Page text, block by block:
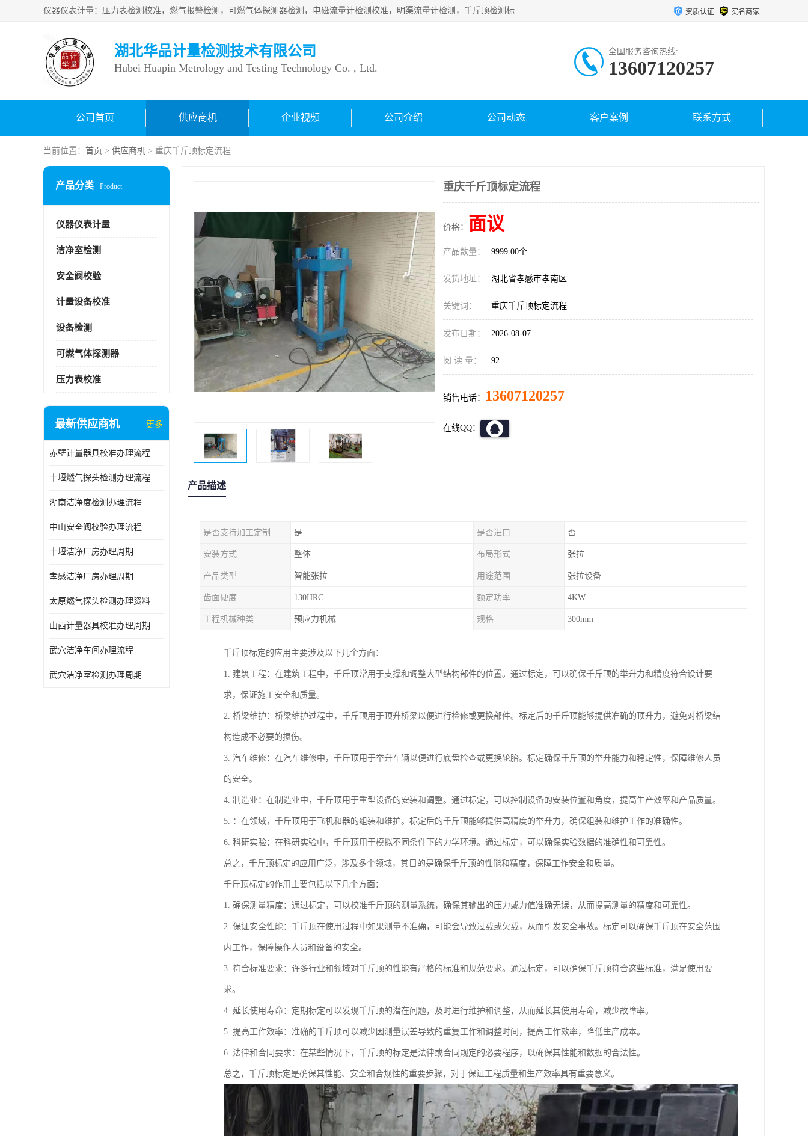
仪器仪表计量：压力表检测校准，燃气报警检测，可燃气体探测器检测，电磁流量计检测校准，明渠流量计检测，千斤顶检测标定，仪器校准，量具校准，仪表检测，仪器检测，计量设备校准；洁净室检测：洁净度检测，洁净厂房检测，无尘洁净室检测，悬浮粒子检测，*过滤器检测；安全阀校验：安全阀校验，安全阀检验，安全阀检测，安全阀年检，安全阀校正，安全阀校准； 资质认证 实名商家
湖北华品计量检测技术有限公司
Hubei Huapin Metrology and Testing Technology Co. , Ltd.
全国服务咨询热线:
13607120257
公司首页 供应商机 企业视频 公司介绍 公司动态 客户案例 联系方式
当前位置： 首页 > 供应商机 > 重庆千斤顶标定流程
产品分类 Product
仪器仪表计量
洁净室检测
安全阀校验
计量设备校准
设备检测
可燃气体探测器
压力表校准
最新供应商机 更多
赤壁计量器具校准办理流程
十堰燃气探头检测办理流程
湖南洁净度检测办理流程
中山安全阀校验办理流程
十堰洁净厂房办理周期
孝感洁净厂房办理周期
太原燃气探头检测办理资料
山西计量器具校准办理周期
武穴洁净车间办理流程
武穴洁净室检测办理周期
重庆千斤顶标定流程
价格： 面议
产品数量： 9999.00个
发货地址： 湖北省孝感市孝南区
关键词： 重庆千斤顶标定流程
发布日期： 2026-08-07
阅 读 量： 92
销售电话： 13607120257
在线QQ：
产品描述
是否支持加工定制 是 是否进口 否
安装方式 整体 布局形式 张拉
产品类型 智能张拉 用途范围 张拉设备
齿面硬度 130HRC 额定功率 4KW
工程机械种类 预应力机械 规格 300mm
千斤顶标定的应用主要涉及以下几个方面：
1. 建筑工程：在建筑工程中，千斤顶常用于支撑和调整大型结构部件的位置。通过标定，可以确保千斤顶的举升力和精度符合设计要
求，保证施工安全和质量。
2. 桥梁维护：桥梁维护过程中，千斤顶用于顶升桥梁以便进行检修或更换部件。标定后的千斤顶能够提供准确的顶升力，避免对桥梁结
构造成不必要的损伤。
3. 汽车维修：在汽车维修中，千斤顶用于举升车辆以便进行底盘检查或更换轮胎。标定确保千斤顶的举升能力和稳定性，保障维修人员
的安全。
4. 制造业：在制造业中，千斤顶用于重型设备的安装和调整。通过标定，可以控制设备的安装位置和角度，提高生产效率和产品质量。
5. ：在领域，千斤顶用于飞机和器的组装和维护。标定后的千斤顶能够提供高精度的举升力，确保组装和维护工作的准确性。
6. 科研实验：在科研实验中，千斤顶用于模拟不同条件下的力学环境。通过标定，可以确保实验数据的准确性和可靠性。
总之，千斤顶标定的应用广泛，涉及多个领域，其目的是确保千斤顶的性能和精度，保障工作安全和质量。
千斤顶标定的作用主要包括以下几个方面：
1. 确保测量精度：通过标定，可以校准千斤顶的测量系统，确保其输出的压力或力值准确无误，从而提高测量的精度和可靠性。
2. 保证安全性能：千斤顶在使用过程中如果测量不准确，可能会导致过载或欠载，从而引发安全事故。标定可以确保千斤顶在安全范围
内工作，保障操作人员和设备的安全。
3. 符合标准要求：许多行业和领域对千斤顶的性能有严格的标准和规范要求。通过标定，可以确保千斤顶符合这些标准，满足使用要
求。
4. 延长使用寿命：定期标定可以发现千斤顶的潜在问题，及时进行维护和调整，从而延长其使用寿命，减少故障率。
5. 提高工作效率：准确的千斤顶可以减少因测量误差导致的重复工作和调整时间，提高工作效率，降低生产成本。
6. 法律和合同要求：在某些情况下，千斤顶的标定是法律或合同规定的必要程序，以确保其性能和数据的合法性。
总之，千斤顶标定是确保其性能、安全和合规性的重要步骤，对于保证工程质量和生产效率具有重要意义。